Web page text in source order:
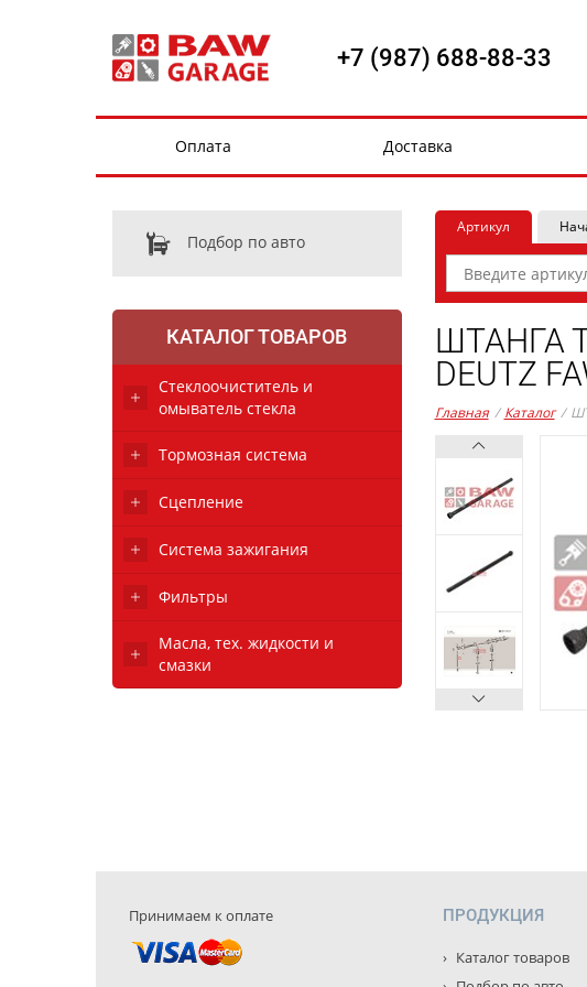
+7 (987) 688-88-33
Оплата Доставка
Подбор по авто
КАТАЛОГ ТОВАРОВ
Стеклоочиститель и
омыватель стекла
Тормозная система
Сцепление
Система зажигания
Фильтры
Масла, тех. жидкости и
смазки
Артикул
ШТАНГА
DEUTZ
Главная / Каталог /
Принимаем к оплате ПРОДУКЦИЯ
Каталог товаров